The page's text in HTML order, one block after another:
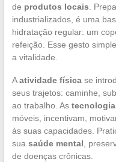
de produtos locais .
industrializados, é uma
hidratação regular: um
refeição. Esse gesto
a vitalidade.
Aatividade físicase
seus trajetos: caminhe,
ao trabalho. As
móveis, incentivam,
às suas capacidades.
sua saúde mental ,
de doenças crônicas.